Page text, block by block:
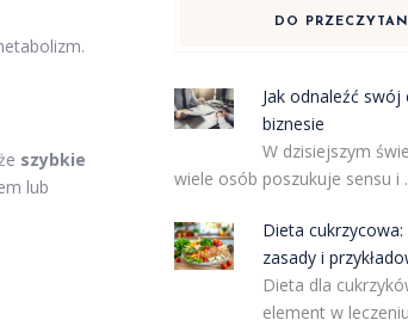
szybkie
lub
DO
Jak odnaleźć swój
biznesie
W dzisiejszym
wiele osób poszukuje sensu i
Dieta
zasady i
Dieta dla
element w